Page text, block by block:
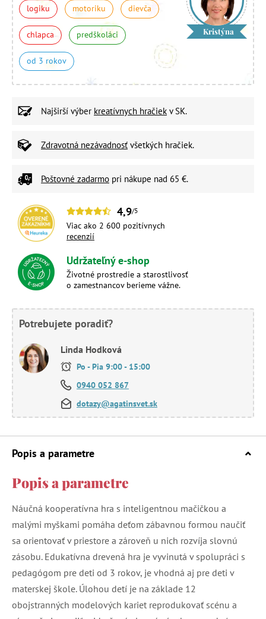
logiku motoriku dievča
chlapca predškoláci
od 3 rokov
Kristýna
Najširší výber kreatívnych hračiek v SK.
Zdravotná nezávadnosť všetkých hračiek.
Poštovné zadarmo pri nákupe nad 65 €.
4,9/5
Viac ako 2 600 pozitívnych
recenzií
Udržateľný e-shop
Životné prostredie a starostlivosť
o zamestnancov berieme vážne.
Potrebujete poradiť?
Linda Hodková
Po - Pia 9:00 - 15:00
0940 052 867
dotazy@agatinsvet.sk
Popis a parametre
Popis a parametre
Náučná kooperatívna hra s inteligentnou mačičkou a
malými myškami pomáha deťom zábavnou formou naučiť
sa orientovať v priestore a zároveň u nich rozvíja slovnú
zásobu. Edukatívna drevená hra je vyvinutá v spolupráci s
pedagógom pre deti od 3 rokov, je vhodná aj pre deti v
materskej škole. Úlohou detí je na základe 12
obojstranných modelových kariet reprodukovať scénu a